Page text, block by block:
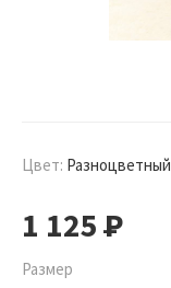
Цвет: Разноцветный
1 125Р
Размер